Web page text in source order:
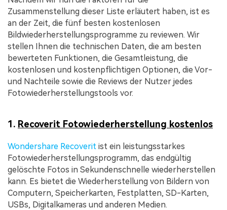
Zusammenstellung dieser Liste erläutert haben, ist es
an der Zeit, die fünf besten kostenlosen
Bildwiederherstellungsprogramme zu reviewen. Wir
stellen Ihnen die technischen Daten, die am besten
bewerteten Funktionen, die Gesamtleistung, die
kostenlosen und kostenpflichtigen Optionen, die Vor-
und Nachteile sowie die Reviews der Nutzer jedes
Fotowiederherstellungstools vor.
1. Recoverit Fotowiederherstellung kostenlos
Wondershare Recoverit ist ein leistungsstarkes
Fotowiederherstellungsprogramm, das endgültig
gelöschte Fotos in Sekundenschnelle wiederherstellen
kann. Es bietet die Wiederherstellung von Bildern von
Computern, Speicherkarten, Festplatten, SD-Karten,
USBs, Digitalkameras und anderen Medien.